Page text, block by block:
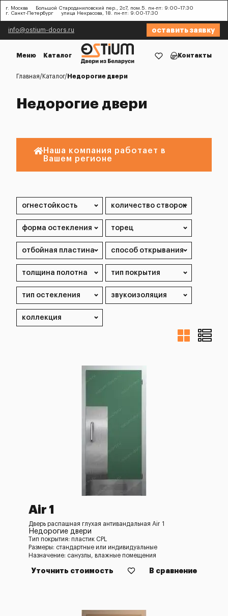
г. Москва
Большой Староданиловский пер., 2с7, пом.5. пн-пт: 9:00–17:30
г. Санкт-Петербург
улица Некрасова, 18. пн-пт: 9:00-17:30
info@ostium-doors.ru оставить заявку
Меню Каталог Контакты
Главная Каталог Недорогие двери
Недорогие двери
Наша компания работает в
Вашем регионе
Air 1
Дверь распашная глухая антивандальная Air 1
Недорогие двери
Тип покрытия: пластик CPL
Размеры: стандартные или индивидуальные
Назначение: санузлы, влажные помещения
Уточнить стоимость В сравнение